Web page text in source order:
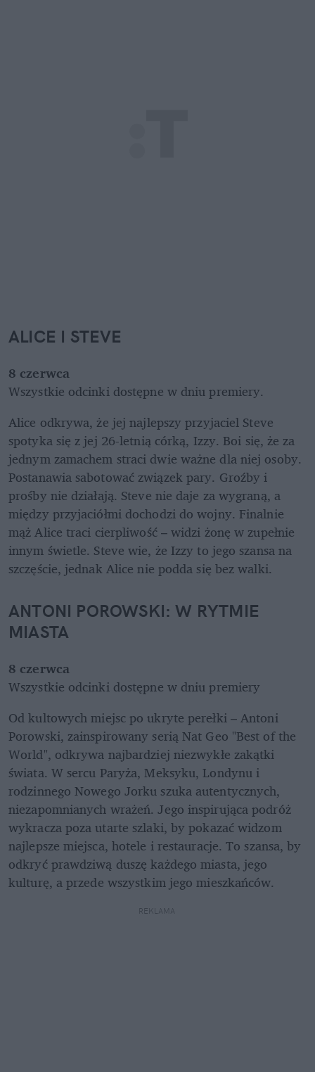
ALICE I STEVE
8 czerwca
Wszystkie odcinki dostępne w dniu premiery.
Alice odkrywa, że jej najlepszy przyjaciel Steve
spotyka się z jej 26-letnią córką, Izzy. Boi się, że za
jednym zamachem straci dwie ważne dla niej osoby.
Postanawia sabotować związek pary. Groźby i
prośby nie działają. Steve nie daje za wygraną, a
między przyjaciółmi dochodzi do wojny. Finalnie
mąż Alice traci cierpliwość – widzi żonę w zupełnie
innym świetle. Steve wie, że Izzy to jego szansa na
szczęście, jednak Alice nie podda się bez walki.
ANTONI POROWSKI: W RYTMIE
MIASTA
8 czerwca
Wszystkie odcinki dostępne w dniu premiery
Od kultowych miejsc po ukryte perełki – Antoni
Porowski, zainspirowany serią Nat Geo "Best of the
World", odkrywa najbardziej niezwykłe zakątki
świata. W sercu Paryża, Meksyku, Londynu i
rodzinnego Nowego Jorku szuka autentycznych,
niezapomnianych wrażeń. Jego inspirująca podróż
wykracza poza utarte szlaki, by pokazać widzom
najlepsze miejsca, hotele i restauracje. To szansa, by
odkryć prawdziwą duszę każdego miasta, jego
kulturę, a przede wszystkim jego mieszkańców.
REKLAMA